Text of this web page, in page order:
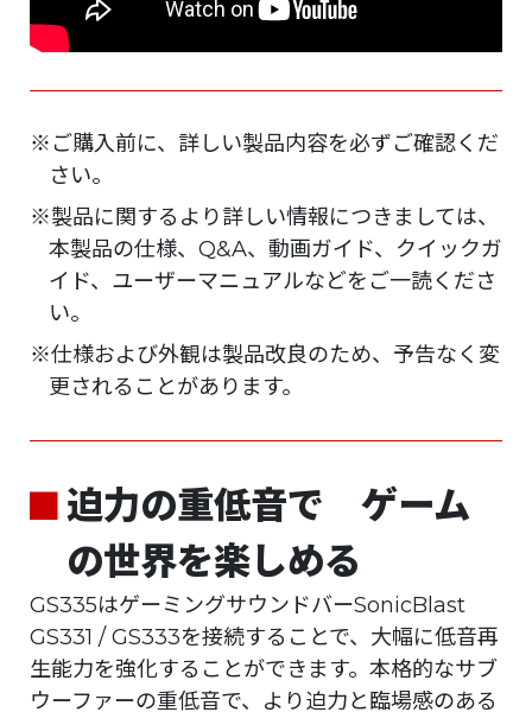
※ご購入前に、詳しい製品内容を必ずご確認くだ
さい。
※製品に関するより詳しい情報につきましては、
本製品の仕様、Q&A、動画ガイド、クイックガ
イド、ユーザーマニュアルなどをご一読くださ
い。
※仕様および外観は製品改良のため、予告なく変
更されることがあります。
迫力の重低音で ゲーム
の世界を楽しめる
GS335はゲーミングサウンドバーSonicBlast
GS331 / GS333を接続することで、大幅に低音再
生能力を強化することができます。本格的なサブ
ウーファーの重低音で、より迫力と臨場感のある